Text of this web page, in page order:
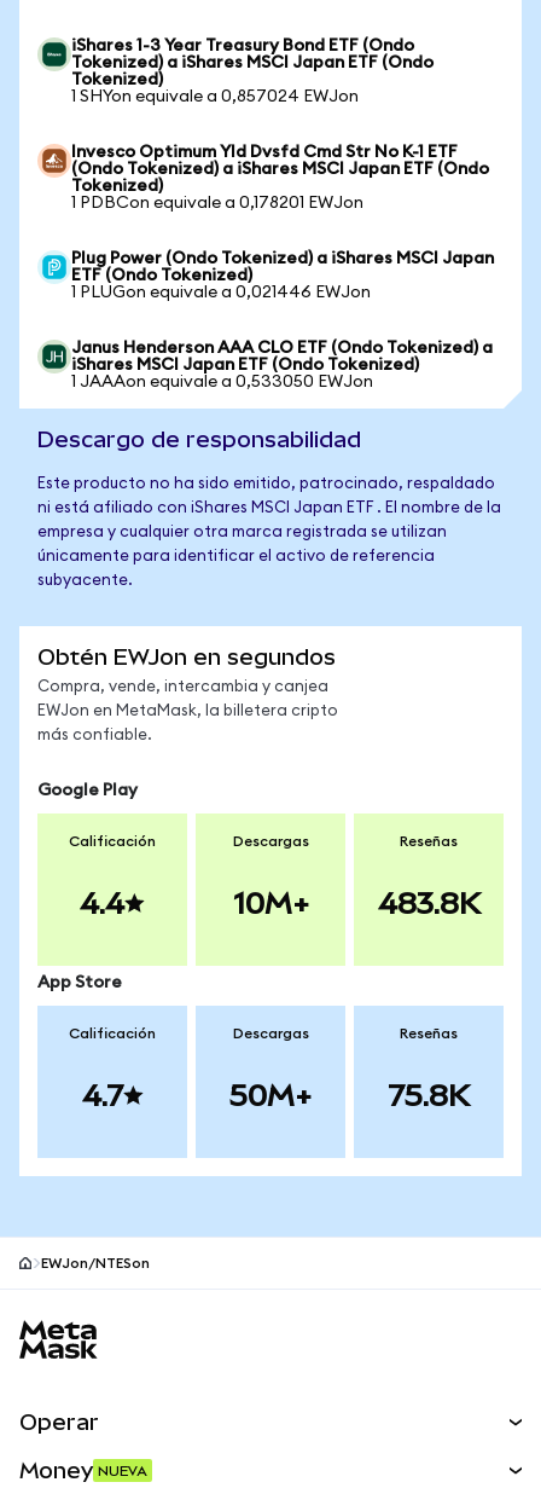
iShares 1-3 Year Treasury Bond ETF (Ondo
Tokenized) a iShares MSCI Japan ETF (Ondo
Tokenized)
1 SHYon equivale a 0,857024 EWJon
Invesco Optimum Yld Dvsfd Cmd Str No K-1 ETF
(Ondo Tokenized) a iShares MSCI Japan ETF (Ondo
Tokenized)
1 PDBCon equivale a 0,178201 EWJon
Plug Power (Ondo Tokenized) a iShares MSCI Japan
ETF (Ondo Tokenized)
1 PLUGon equivale a 0,021446 EWJon
Janus Henderson AAA CLO ETF (Ondo Tokenized) a
iShares MSCI Japan ETF (Ondo Tokenized)
1 JAAAon equivale a 0,533050 EWJon
Descargo de responsabilidad
Este producto no ha sido emitido, patrocinado, respaldado
ni está afiliado con iShares MSCI Japan ETF . El nombre de la
empresa y cualquier otra marca registrada se utilizan
únicamente para identificar el activo de referencia
subyacente.
Obtén EWJon en segundos
Compra, vende, intercambia y canjea
EWJon en MetaMask, la billetera cripto
más confiable.
Google Play
Calificación
4.4
Descargas
10M+
Reseñas
483.8K
App Store
Calificación
4.7
Descargas
50M+
Reseñas
75.8K
EWJon/NTESon
Operar
Money NUEVA